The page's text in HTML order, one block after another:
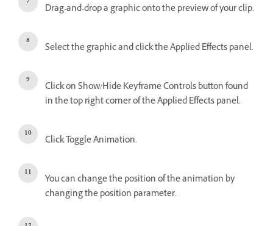
Drag-and-drop a graphic onto the preview of your clip.
Select the graphic and click the Applied Effects panel.
Click on Show/Hide Keyframe Controls button found
in the top right corner of the Applied Effects panel.
Click Toggle Animation.
You can change the position of the animation by
changing the position parameter.